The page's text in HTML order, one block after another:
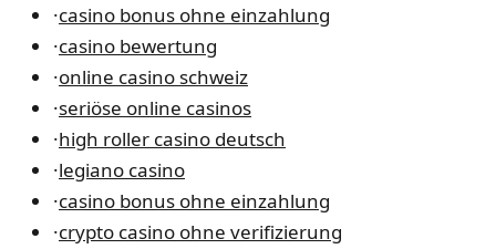
·casino bonus ohne einzahlung
·casino bewertung
·online casino schweiz
·seriöse online casinos
·high roller casino deutsch
·legiano casino
·casino bonus ohne einzahlung
·crypto casino ohne verifizierung